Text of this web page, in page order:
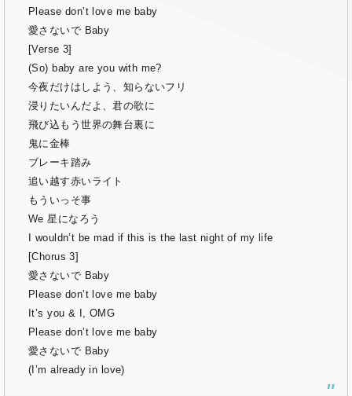
Please don’t love me baby
愛さないで Baby
[Verse 3]
(So) baby are you with me?
今夜だけはしよう、知らないフリ
浸りたいんだよ、君の歌に
飛び込もう世界の舞台裏に
鬼に金棒
ブレーキ踏み
追い越す赤いライト
もういっそ事
We 星になろう
I wouldn’t be mad if this is the last night of my life
[Chorus 3]
愛さないで Baby
Please don’t love me baby
It’s you & I, OMG
Please don’t love me baby
愛さないで Baby
(I’m already in love)